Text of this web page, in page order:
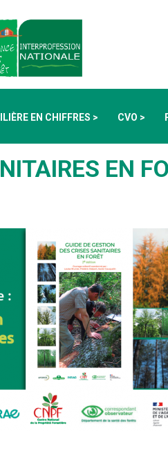
EN CHIFFRES > CVO >
EN